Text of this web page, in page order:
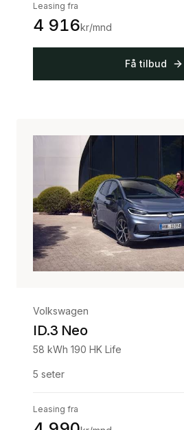
Leasing fra
4 916kr/mnd
Få tilbud
Volkswagen
ID.3 Neo
58 kWh 190 HK Life
5 seter
Leasing fra